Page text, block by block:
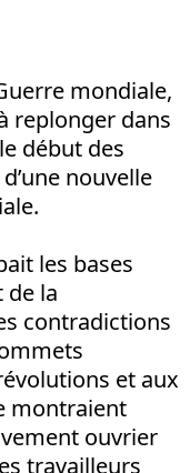
mondiale,
replonger dans
début des
nouvelle
les bases
la
contradictions
et aux
montraient
ouvrier
travailleurs